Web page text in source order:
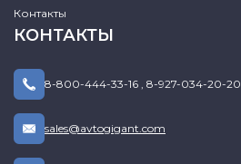
Контакты
КОНТАКТЫ
8-800-444-33-16 8-927-034-20-20
sales@avtogigant.com